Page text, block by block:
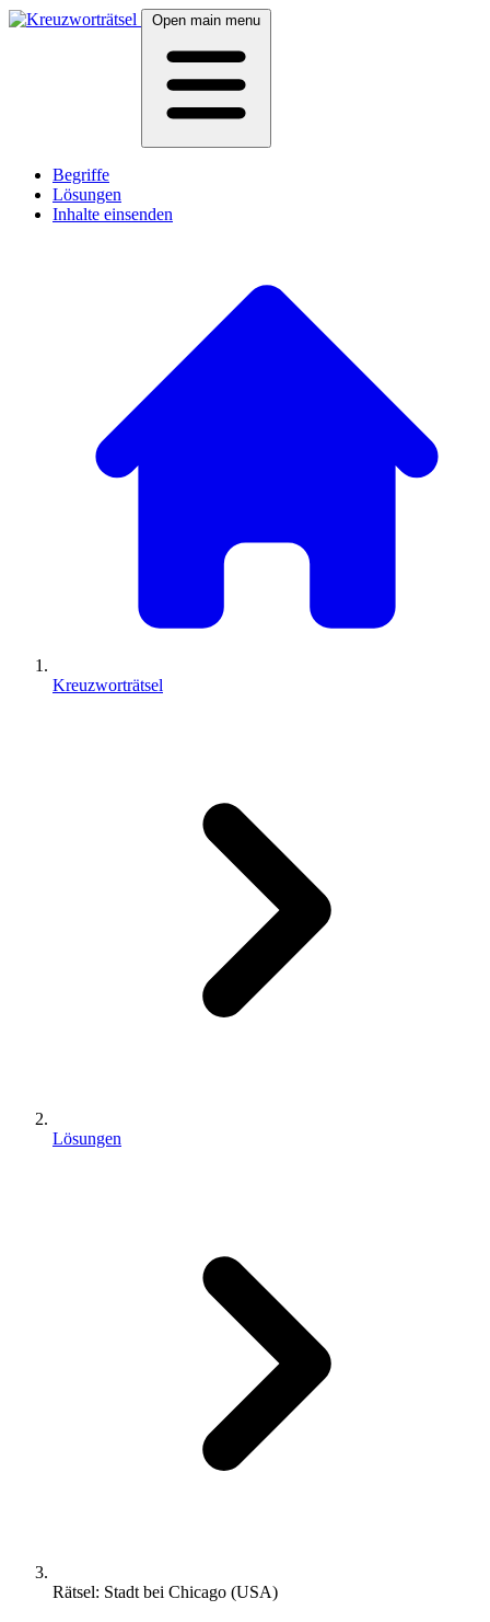
Open main menu
Begriffe
Lösungen
Inhalte einsenden
Kreuzworträtsel
Lösungen
Rätsel: Stadt bei Chicago (USA)